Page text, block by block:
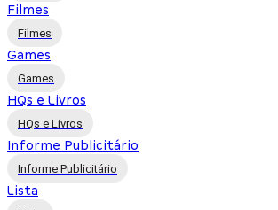
Filmes
Filmes
Games
Games
HQs e Livros
HQs e Livros
Informe Publicitário
Informe Publicitário
Lista